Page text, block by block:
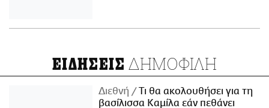
ΕΙΔΗΣΕΙΣ ΔΗΜΟΦΙΛΗ
Διεθνή
Τι θα ακολουθήσει για τη
βασίλισσα Καμίλα εάν πεθάνει